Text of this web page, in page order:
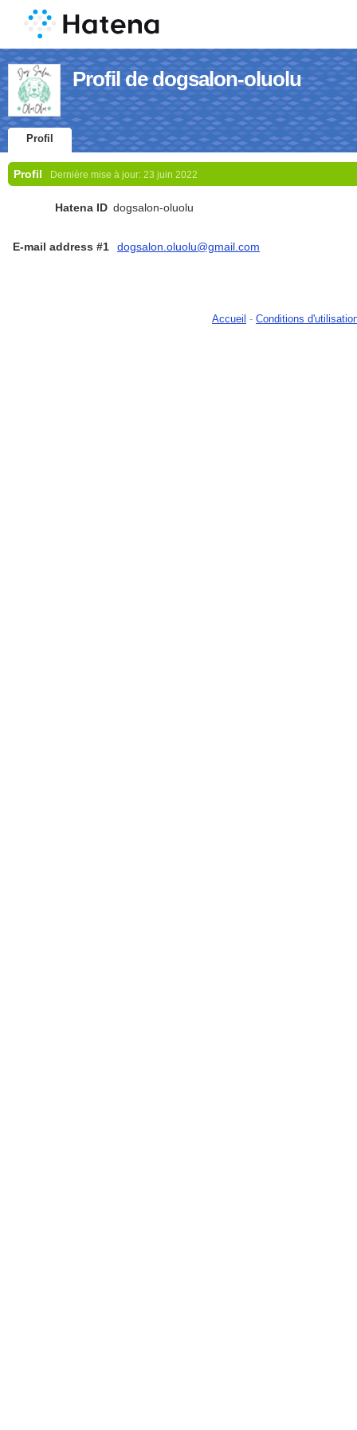
Profil de dogsalon-oluolu
Profil
Profil Dernière mise à jour: 23 juin 2022
Hatena ID dogsalon-oluolu
E-mail address #1 dogsalon.oluolu@gmail.com
Accueil - Conditions